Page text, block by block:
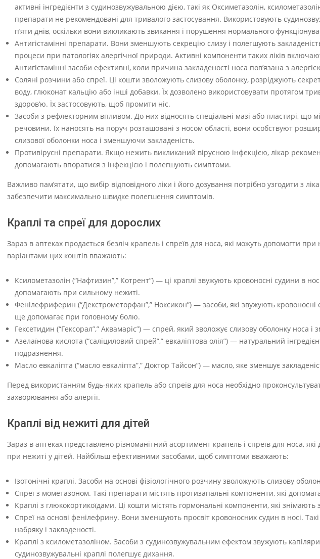
активні інгредієнти з судинозвужувальною дією, такі як Оксиметазолін,
препарати не рекомендовані для тривалого застосування. Використовують
п’яти днів, оскільки вони викликають звикання і порушення нормального
Антигістамінні препарати. Вони зменшують секрецію слизу і полегшують
процеси при патологіях алергічної природи. Активні компоненти таких ліків
Антигістамінні засоби ефективні, коли причина закладеності носа пов’язана з
Соляні розчини або спреї. Ці кошти зволожують слизову оболонку, розріджують
воду, глюконат кальцію або інші добавки. Їх дозволено використовувати протягом
здоров’ю. Їх застосовують, щоб промити ніс.
Засоби з рефлекторним впливом. До них відносять спеціальні мазі або пластирі, що
речовини. Їх наносять на поруч розташовані з носом області, вони особствуют
слизової оболонки носа і зменшуючи закладеність.
Противірусні препарати. Якщо нежить викликаний вірусною інфекцією, лікар
допомагають впоратися з інфекцією і полегшують симптоми.
Важливо пам’ятати, що вибір відповідного ліки і його дозування потрібно узгодити з
забезпечити максимально швидке полегшення симптомів.
Краплі та спреї для дорослих
Зараз в аптеках продається безліч крапель і спреїв для носа, які можуть допомогти
варіантами цих коштів вважають:
Ксилометазолін (“Нафтизин”,” Котрент”) — ці краплі звужують кровоносні судини в
допомагають при сильному нежиті.
Фенілефриферин (“Декстрометорфан”,” Ноксикон”) — засоби, які звужують
ще допомагає при головному болю.
Гексетидин (“Гексорал”,” Аквамаріс”) — спрей, який зволожує слизову оболонку носа
Азелаїнова кислота (“саліциловий спрей”,” евкаліптова олія”) — натуральний
подразнення.
Масло евкаліпта (“масло евкаліпта”,” Доктор Тайсон”) — масло, яке зменшує
Перед використанням будь-яких крапель або спреїв для носа необхідно
захворювання або алергії.
Краплі від нежиті для дітей
Зараз в аптеках представлено різноманітний асортимент крапель і спреїв для носа,
при нежиті у дітей. Найбільш ефективними засобами, щоб симптоми вважають:
Ізотонічні краплі. Засоби на основі фізіологічного розчину зволожують слизову
Спреї з мометазоном. Такі препарати містять протизапальні компоненти, які
Краплі з глюкокортикоїдами. Ці кошти містять гормональні компоненти, які знімають
Спреї на основі фенілефрину. Вони зменшують просвіт кровоносних судин в носі.
набряку і закладеності.
Краплі з ксилометазоліном. Засоби з судинозвужувальним ефектом звужують
судинозвужувальні краплі полегшує дихання.